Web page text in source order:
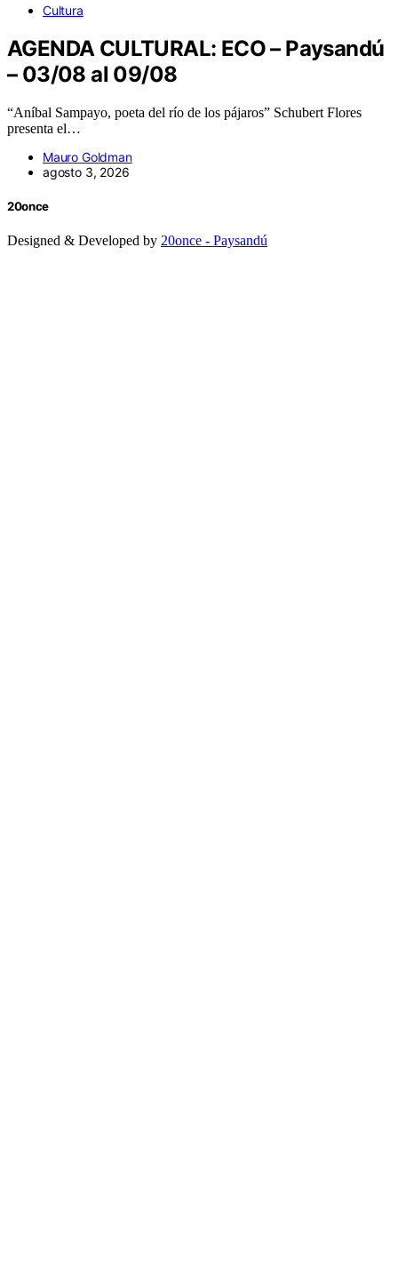
Cultura
AGENDA CULTURAL: ECO – Paysandú
– 03/08 al 09/08
“Aníbal Sampayo, poeta del río de los pájaros” Schubert Flores
presenta el…
Mauro Goldman
agosto 3, 2026
20once
Designed & Developed by 20once - Paysandú